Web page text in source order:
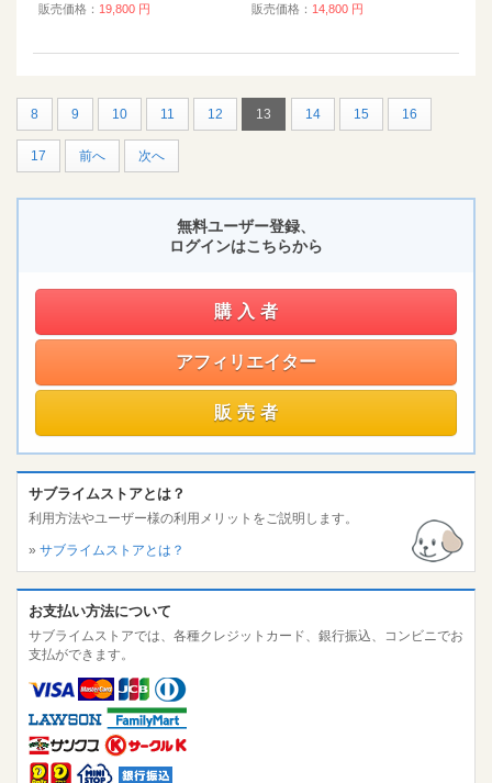
販売価格： 19,800 円 販売価格： 14,800 円
8 9 10 11 12 13 14 15 16
17 前へ 次へ
無料ユーザー登録、
ログインはこちらから
購入者
アフィリエイター
販売者
サブライムストアとは？
利用方法やユーザー様の利用メリットをご説明します。
» サブライムストアとは？
お支払い方法について
サブライムストアでは、各種クレジットカード、銀行振込、コンビニでお
支払ができます。